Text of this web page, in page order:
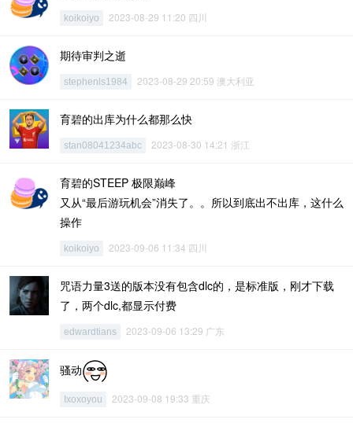
koikoiyo 2023-08-29 11:20 四川
期待审判之逝
stephenls1984 2023-08-29 20:59 澳大利亚
育碧的出库为什么都那么快
stan08041234abc 2023-08-30 14:21 浙江
育碧的STEEP 极限巅峰
又从“最后游玩机会”消失了。。所以到底出不出库，这什么
操作
koikoiyo 2023-09-06 11:34 四川
咒语力量3送的版本没有包含dlc的，是标准版，刚才下载
了，两个dlc,都显示付费
edwardtians 2023-09-06 13:29 广东
骚动
Ixoxoyou 2023-09-08 19:33 重庆